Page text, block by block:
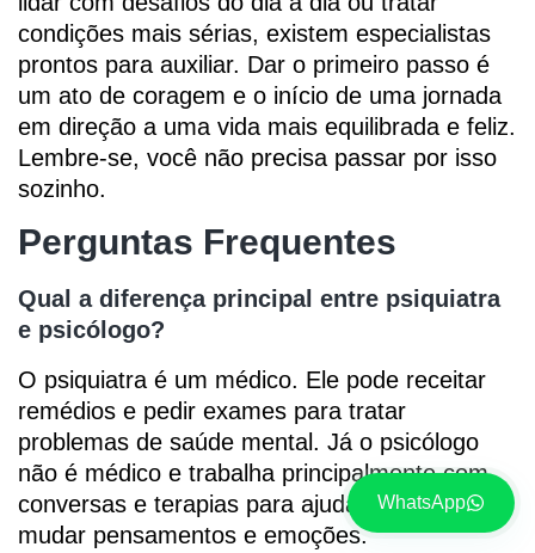
condições mais sérias, existem especialistas
prontos para auxiliar. Dar o primeiro passo é
um ato de coragem e o início de uma jornada
em direção a uma vida mais equilibrada e feliz.
Lembre-se, você não precisa passar por isso
sozinho.
Perguntas Frequentes
Qual a diferença principal entre psiquiatra
e psicólogo?
O psiquiatra é um médico. Ele pode receitar
remédios e pedir exames para tratar
problemas de saúde mental. Já o psicólogo
não é médico e trabalha principalmente com
conversas e terapias para ajudar a entender e
mudar pensamentos e emoções.
WhatsApp